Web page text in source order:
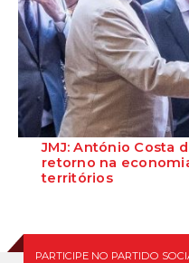
JMJ: António Costa
retorno na
territórios
PARTICIPE NO PARTIDO